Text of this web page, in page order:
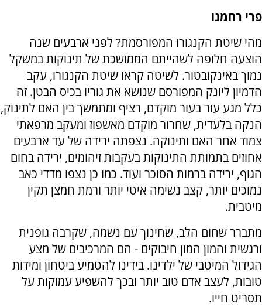
פרי רחמנו
מהי שיטת הקנגורו המפורסמת? לפני ארבעים שנה
הוצעה חלופה לשהייתם הממושכת של תינוקות במשקל
נמוך באינקובטור. לשיטה קראו שיטת הקנגורו, עקב
הדמיון ליונק המפורסם שנושא את גוריו בכיס הבטן. זה
כלל מגע עור בעור מוקדם, רציף ומתמשך בין האם לתינוק,
הנקה בלעדית, שחרור מוקדם מאשפוז ומעקב מרפאתי
צמוד אחר האם ותינוקה. נצפתה ירידה של עד ארבעים
אחוזים בתמותת התינוקות בעקבות זיהומים, ירידה בחום
הגוף, ירידה ברמות הסוכר ועוד. כמו כן נצפו מדדי כאב
נמוכים יותר, קצב נשימה איטי יותר ורמת חמצן תקין
מיטבית.
מתברר שחום הלב, שחינוך עם נשמה, שקרבה גופנית
ורגשית והמון המון חיבוקים - הם המרכיבים של מצע
הגידול המיטבי של ילדינו. בידינו להטמיע ביטחון ומידות
טובות, לעצב אדם טוב יותר ובכך להשפיע עמוקות על
תסריט חייו.